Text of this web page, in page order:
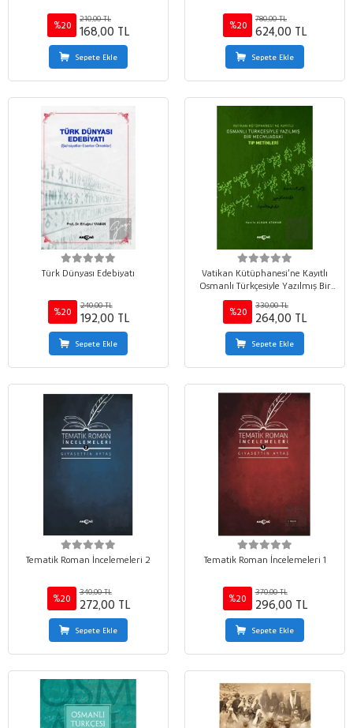
%20
210,00 TL
168,00 TL
Sepete Ekle
%20
780,00 TL
624,00 TL
Sepete Ekle
Türk Dünyası Edebiyatı
%20
240,00 TL
192,00 TL
Sepete Ekle
Vatikan Kütüphanesi’ne Kayıtlı
Osmanlı Türkçesiyle Yazılmış Bir
Mecmuadaki Tıp Metinleri
%20
330,00 TL
264,00 TL
Sepete Ekle
Tematik Roman İncelemeleri 2
%20
340,00 TL
272,00 TL
Sepete Ekle
Tematik Roman İncelemeleri 1
%20
370,00 TL
296,00 TL
Sepete Ekle